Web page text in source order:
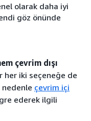
olarak daha iyi
göz önünde
çevrim dışı
her iki seçeneğe de
çevrim içi
ederek ilgili